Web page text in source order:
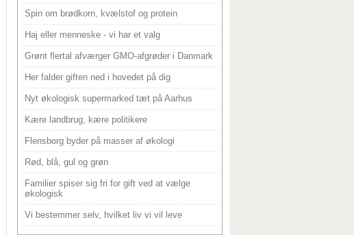
Spin om brødkorn, kvælstof og protein
Haj eller menneske - vi har et valg
Grønt flertal afværger GMO-afgrøder i Danmark
Her falder giften ned i hovedet på dig
Nyt økologisk supermarked tæt på Aarhus
Kære landbrug, kære politikere
Flensborg byder på masser af økologi
Rød, blå, gul og grøn
Familier spiser sig fri for gift ved at vælge
økologisk
Vi bestemmer selv, hvilket liv vi vil leve